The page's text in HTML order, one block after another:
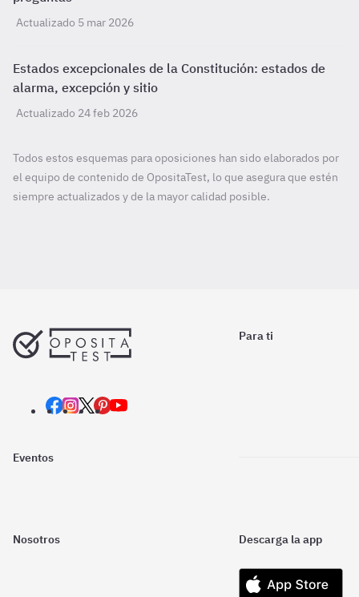
Actualizado 5 mar 2026
Estados excepcionales de la Constitución: estados de
alarma, excepción y sitio
Actualizado 24 feb 2026
Todos estos esquemas para oposiciones han sido elaborados por
el equipo de contenido de OpositaTest, lo que asegura que estén
siempre actualizados y de la mayor calidad posible.
Para ti
Eventos
Nosotros Descarga la app